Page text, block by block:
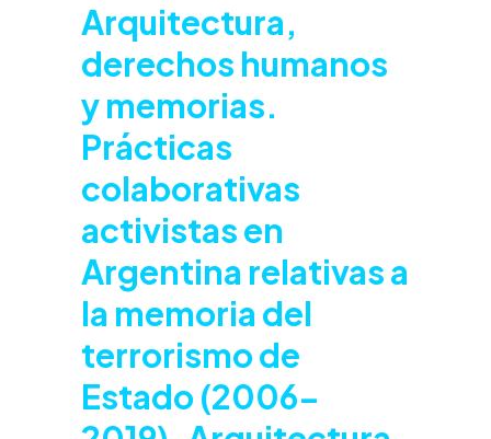
Arquitectura,
derechos humanos
y memorias.
Prácticas
colaborativas
activistas en
Argentina relativas a
la memoria del
terrorismo de
Estado (2006-